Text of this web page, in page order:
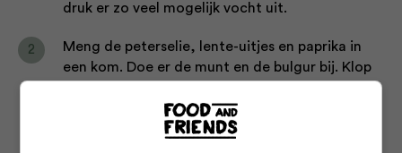
druk er zo veel mogelijk vocht uit.
Meng de peterselie, lente-uitjes en paprika in
een kom. Doe er de munt en de bulgur bij. Klop
kommetje en meng deze dressing door de